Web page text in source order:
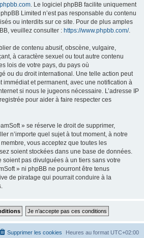
. Le logiciel phpBB facilite uniquement
Limited n’est pas responsable du contenu
ou interdits sur ce site. Pour de plus amples
veuillez consulter : https://www.phpbb.com/.
de contenu abusif, obscène, vulgaire,
à caractère sexuel ou tout autre contenu
lois de votre pays, du pays où
ou du droit international. Une telle action peut
immédiat et permanent, avec une notification à
si nous le jugeons nécessaire. L’adresse IP
pour aider à faire respecter ces
» se réserve le droit de supprimer,
n’importe quel sujet à tout moment, à notre
vous acceptez que toutes les
soient stockées dans une base de données.
soient pas divulguées à un tiers sans votre
» ni phpBB ne pourront être tenus
de piratage qui pourrait conduire à la
Heures au format UTC+02:00
Supprimer les cookies